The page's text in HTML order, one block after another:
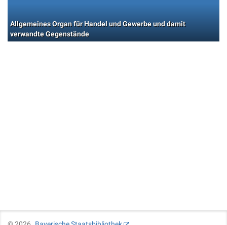
Allgemeines Organ für Handel und Gewerbe und damit
verwandte Gegenstände